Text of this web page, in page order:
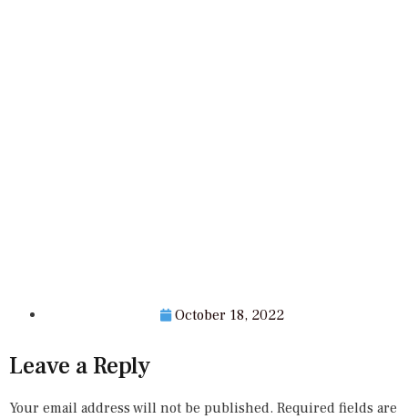
October 18, 2022
Leave a Reply
Your email address will not be published. Required fields are